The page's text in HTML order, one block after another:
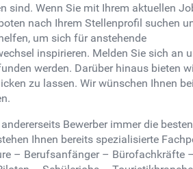
sind. Wenn Sie mit Ihrem aktuellen
nach Ihrem Stellenprofil suchen
um sich für anstehende
inspirieren. Melden Sie sich an
werden. Darüber hinaus bieten
zu lassen. Wir wünschen Ihnen
Bewerber immer die
Ihnen bereits spezialisierte
– Berufsanfänger – Bürofachkräfte –